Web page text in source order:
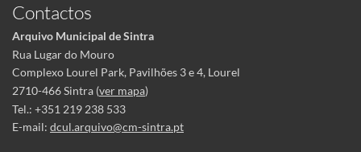
Contactos
Arquivo Municipal de Sintra
Rua Lugar do Mouro
Complexo Lourel Park, Pavilhões 3 e 4, Lourel
2710-466 Sintra (ver mapa)
Tel.: +351 219 238 533
E-mail: dcul.arquivo@cm-sintra.pt